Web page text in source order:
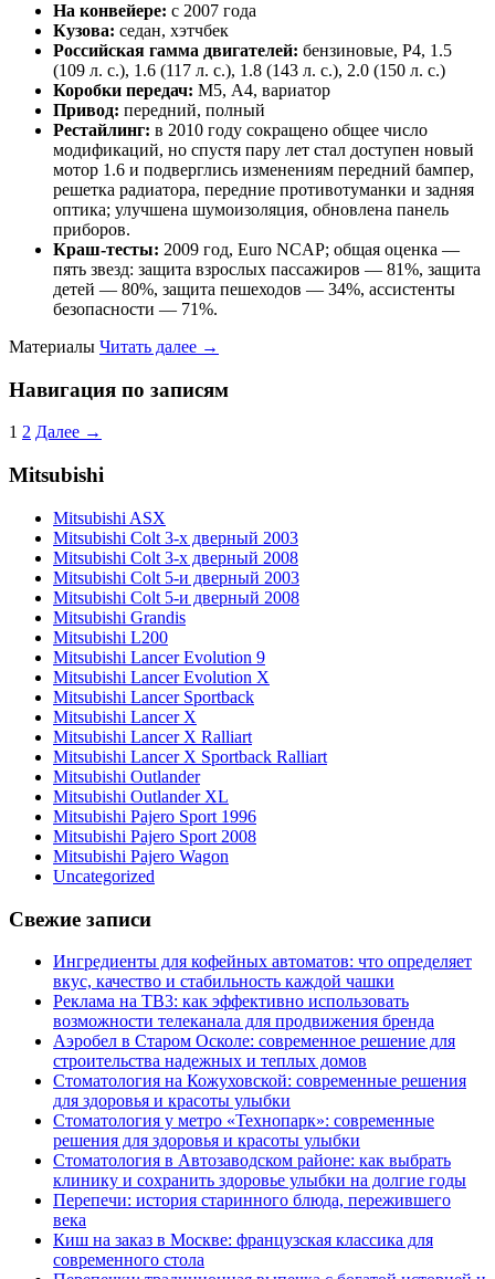
На конвейере: с 2007 года
Кузова: седан, хэтчбек
Российская гамма двигателей: бензиновые, Р4, 1.5
(109 л. с.), 1.6 (117 л. с.), 1.8 (143 л. с.), 2.0 (150 л. с.)
Коробки передач: M5, А4, вариатор
Привод: передний, полный
Рестайлинг: в 2010 году сокращено общее число
модификаций, но спустя пару лет стал доступен новый
мотор 1.6 и подверглись изменениям передний бампер,
решетка радиатора, передние противотуманки и задняя
оптика; улучшена шумоизоляция, обновлена панель
приборов.
Краш-тесты: 2009 год, Euro NCAP; общая оценка —
пять звезд: защита взрослых пассажиров — 81%, защита
детей — 80%, защита пешеходов — 34%, ассистенты
безопасности — 71%.
Материалы Читать далее →
Навигация по записям
1 2 Далее →
Mitsubishi
Mitsubishi ASX
Mitsubishi Colt 3-х дверный 2003
Mitsubishi Colt 3-х дверный 2008
Mitsubishi Colt 5-и дверный 2003
Mitsubishi Colt 5-и дверный 2008
Mitsubishi Grandis
Mitsubishi L200
Mitsubishi Lancer Evolution 9
Mitsubishi Lancer Evolution X
Mitsubishi Lancer Sportback
Mitsubishi Lancer X
Mitsubishi Lancer X Ralliart
Mitsubishi Lancer X Sportback Ralliart
Mitsubishi Outlander
Mitsubishi Outlander XL
Mitsubishi Pajero Sport 1996
Mitsubishi Pajero Sport 2008
Mitsubishi Pajero Wagon
Uncategorized
Свежие записи
Ингредиенты для кофейных автоматов: что определяет
вкус, качество и стабильность каждой чашки
Реклама на ТВ3: как эффективно использовать
возможности телеканала для продвижения бренда
Аэробел в Старом Осколе: современное решение для
строительства надежных и теплых домов
Стоматология на Кожуховской: современные решения
для здоровья и красоты улыбки
Стоматология у метро «Технопарк»: современные
решения для здоровья и красоты улыбки
Стоматология в Автозаводском районе: как выбрать
клинику и сохранить здоровье улыбки на долгие годы
Перепечи: история старинного блюда, пережившего
века
Киш на заказ в Москве: французская классика для
современного стола